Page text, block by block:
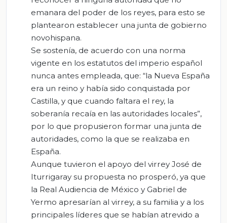
emanara del poder de los reyes, para esto se
plantearon establecer una junta de gobierno
novohispana.
Se sostenía, de acuerdo con una norma
vigente en los estatutos del imperio español
nunca antes empleada, que: “la Nueva España
era un reino y había sido conquistada por
Castilla, y que cuando faltara el rey, la
soberanía recaía en las autoridades locales”,
por lo que propusieron formar una junta de
autoridades, como la que se realizaba en
España.
Aunque tuvieron el apoyo del virrey José de
Iturrigaray su propuesta no prosperó, ya que
la Real Audiencia de México y Gabriel de
Yermo apresarían al virrey, a su familia y a los
principales líderes que se habían atrevido a